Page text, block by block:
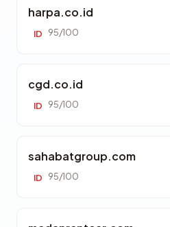
harpa.co.id
ID 95/100
cgd.co.id
ID 95/100
sahabatgroup.com
ID 95/100